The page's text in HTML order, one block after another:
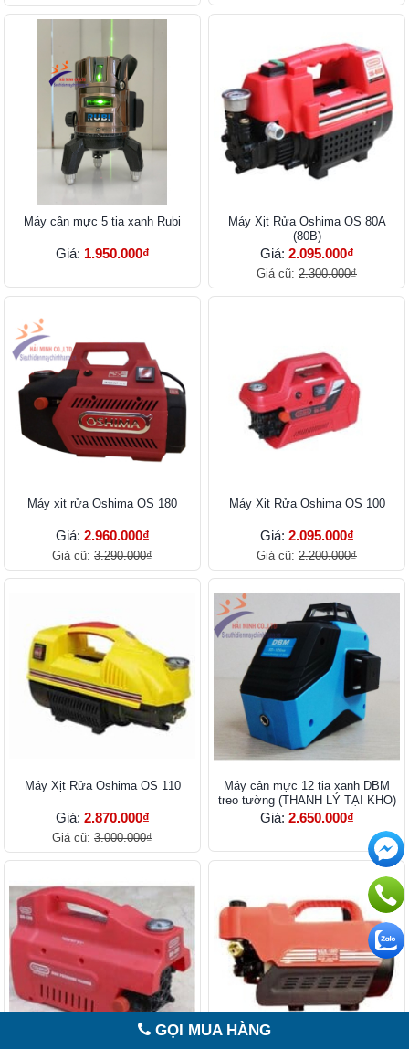
Máy cân mực 5 tia xanh Rubi
Giá: 1.950.000₫
Máy Xịt Rửa Oshima OS 80A
(80B)
Giá: 2.095.000₫
Giá cũ: 2.300.000₫
Máy xịt rửa Oshima OS 180
Giá: 2.960.000₫
Giá cũ: 3.290.000₫
Máy Xịt Rửa Oshima OS 100
Giá: 2.095.000₫
Giá cũ: 2.200.000₫
Máy Xịt Rửa Oshima OS 110
Giá: 2.870.000₫
Giá cũ: 3.000.000₫
Máy cân mực 12 tia xanh DBM
treo tường (THANH LÝ TẠI KHO)
Giá: 2.650.000₫
GỌI MUA HÀNG